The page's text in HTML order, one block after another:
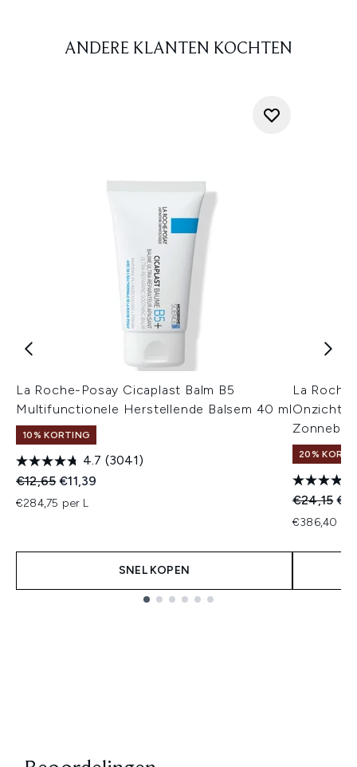
ANDERE KLANTEN KOCHTEN
La Roche-Posay Cicaplast Balm B5
Multifunctionele Herstellende Balsem 40 ml
10% KORTING
4.7 (3041)
Recommended Retail Price:
€12,65Huidige prijs:
€11,39
€284,75 per L
SNEL KOPEN
La
20%
€24,15
€386,40